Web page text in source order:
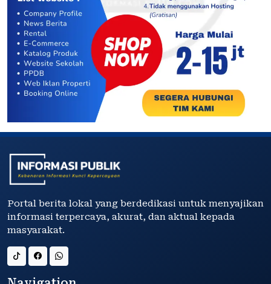
Portal berita lokal yang berdedikasi untuk menyajikan
informasi terpercaya, akurat, dan aktual kepada
masyarakat.